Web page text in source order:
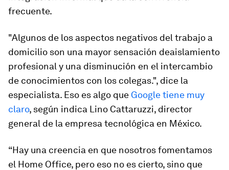
frecuente.
"Algunos de los aspectos negativos del trabajo a
domicilio son una mayor sensación deaislamiento
profesional y una disminución en el intercambio
de conocimientos con los colegas.", dice la
especialista. Eso es algo que Google tiene muy
claro, según indica Lino Cattaruzzi, director
general de la empresa tecnológica en México.
“Hay una creencia en que nosotros fomentamos
el Home Office, pero eso no es cierto, sino que